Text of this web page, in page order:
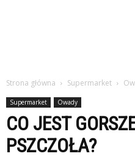
Strona główna Supermarket
Supermarket Owady
CO JEST
PSZCZOŁA?